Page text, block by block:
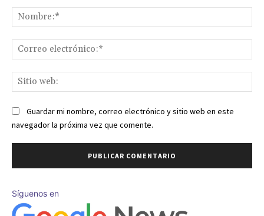
Guardar mi nombre, correo electrónico y sitio web en este
navegador la próxima vez que comente.
Síguenos en